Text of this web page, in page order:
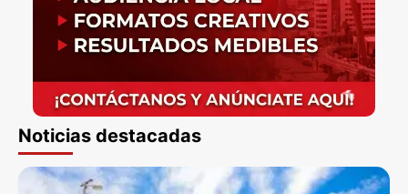
Noticias destacadas